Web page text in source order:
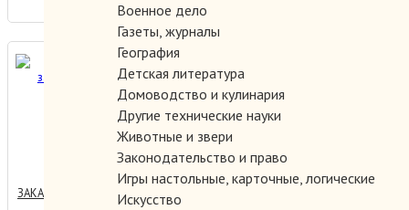
Военное дело
Газеты, журналы
География
Детская литература
Домоводство и кулинария
Другие технические науки
Животные и звери
Законодательство и право
Игры настольные, карточные, логические
Искусство
Америка завоевывает
Британию.
3000.00 руб.
ЗАКАЗАТЬ